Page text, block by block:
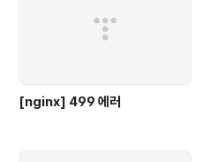
[nginx] 499 에러